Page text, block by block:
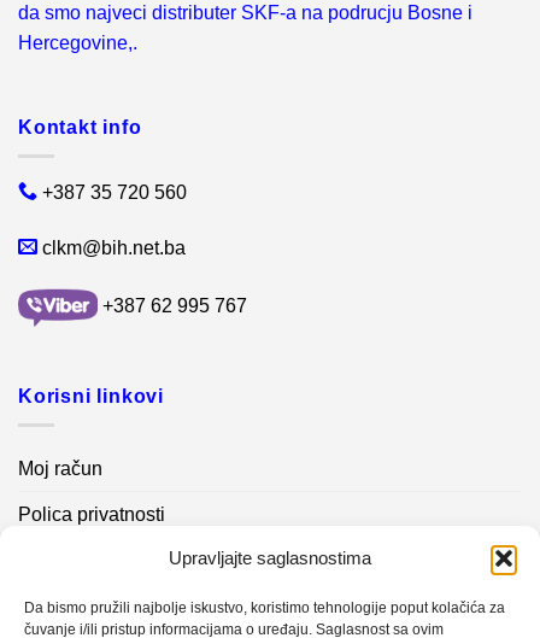
Upravljajte saglasnostima
Da bismo pružili najbolje iskustvo, koristimo tehnologije poput kolačića za
čuvanje i/ili pristup informacijama o uređaju. Saglasnost sa ovim
da smo najveci distributer SKF-a na podrucju Bosne i
Hercegovine,.
Kontakt info
+387 35 720 560
clkm@bih.net.ba
+387 62 995 767
Korisni linkovi
Moj račun
Polica privatnosti
Kontakt info